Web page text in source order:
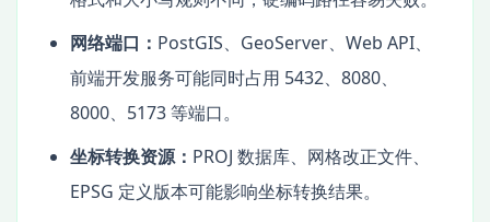
网络端口： PostGIS、GeoServer、Web API、
前端开发服务可能同时占用 5432、8080、
8000、5173 等端口。
坐标转换资源： PROJ 数据库、网格改正文件、
EPSG 定义版本可能影响坐标转换结果。